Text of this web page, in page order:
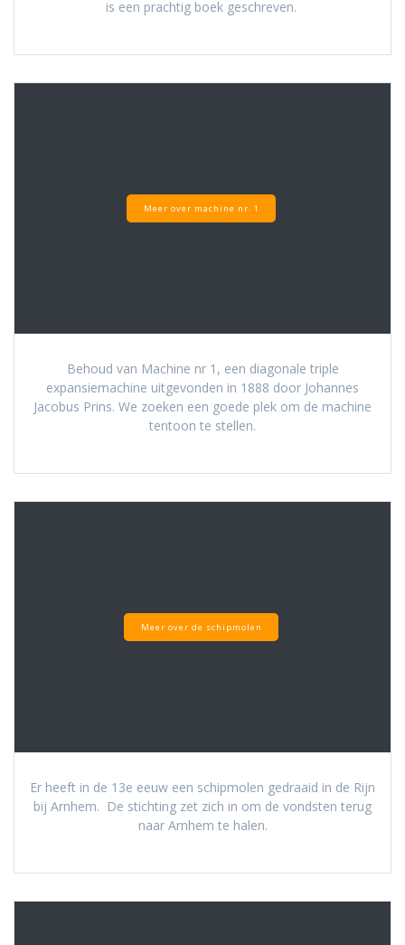
is een prachtig boek geschreven.
Meer over machine nr. 1
Behoud van Machine nr 1, een diagonale triple
expansiemachine uitgevonden in 1888 door Johannes
Jacobus Prins. We zoeken een goede plek om de machine
tentoon te stellen.
Meer over de schipmolen
Er heeft in de 13e eeuw een schipmolen gedraaid in de Rijn
bij Arnhem. De stichting zet zich in om de vondsten terug
naar Arnhem te halen.